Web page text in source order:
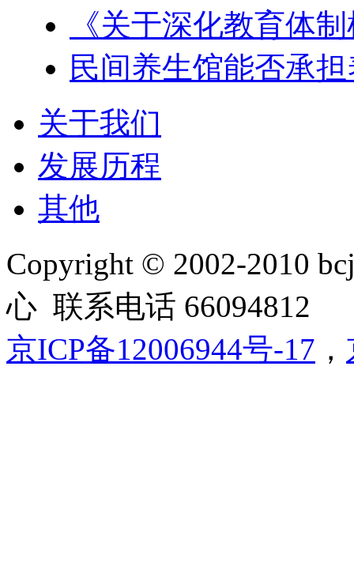
《关于深化教育体
民间养生馆能否承
关于我们
发展历程
其他
Copyright © 2002-2010
心 联系电话 66094812
京ICP备12006944号-17 ，